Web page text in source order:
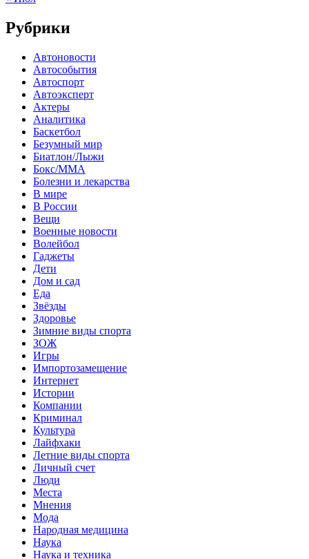
Рубрики
Автоновости
Автособытия
Автоспорт
Автоэксперт
Актеры
Аналитика
Баскетбол
Безумный мир
Биатлон/Лыжи
Бокс/MMA
Болезни и лекарства
В мире
В России
Вещи
Военные новости
Волейбол
Гаджеты
Дети
Дом и сад
Еда
Звёзды
Здоровье
Зимние виды спорта
ЗОЖ
Игры
Импортозамещение
Интернет
Истории
Компании
Криминал
Культура
Лайфхаки
Летние виды спорта
Личный счет
Люди
Места
Мнения
Мода
Народная медицина
Наука
Наука и техника